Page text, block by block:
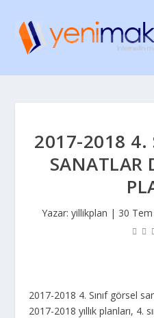
2017-2018 4.
SANATLAR
Yazar: yillikplan | 30
2017-2018 4. Sınıf görsel
2017-2018 yıllık planları, 4.